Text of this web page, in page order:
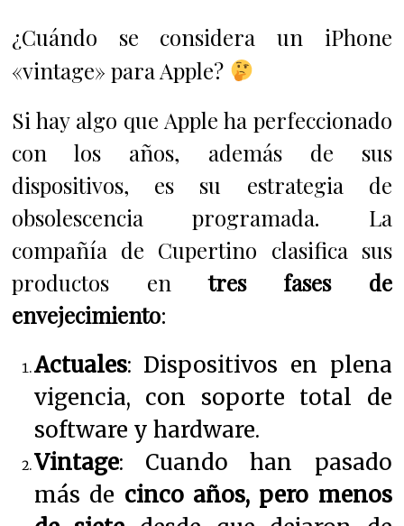
¿Cuándo se considera un iPhone
«vintage» para Apple?
Si hay algo que Apple ha perfeccionado
con los años, además de sus
dispositivos, es su estrategia de
obsolescencia programada. La
compañía de Cupertino clasifica sus
productos entres fases de
envejecimiento:
Actuales: Dispositivos en plena
vigencia, con soporte total de
software y hardware.
Vintage: Cuando han pasado
más de cinco años, pero menos